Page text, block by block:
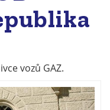
vozů GAZ.